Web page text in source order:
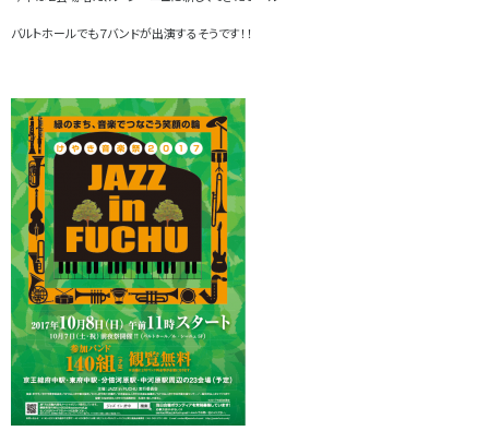
バルトホールでも７バンドが出演するそうです！！